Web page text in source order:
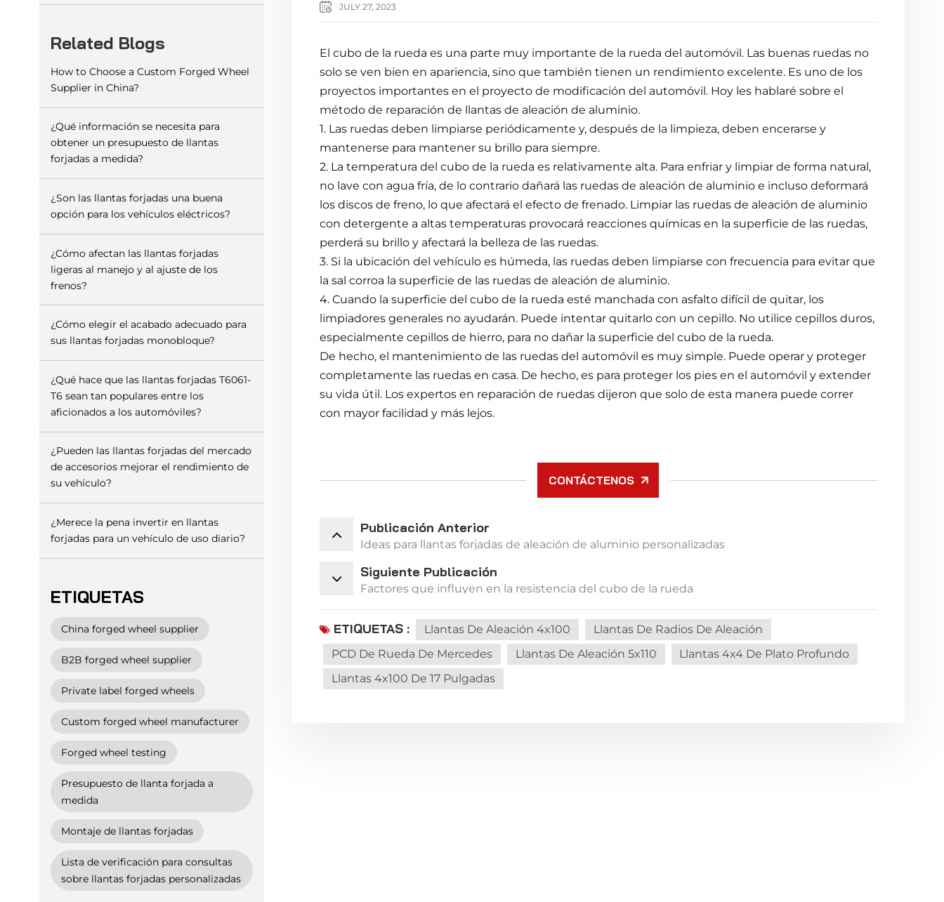
JULY 27, 2023
El cubo de la rueda es una parte muy importante de la rueda del automóvil. Las buenas ruedas no
solo se ven bien en apariencia, sino que también tienen un rendimiento excelente. Es uno de los
proyectos importantes en el proyecto de modificación del automóvil. Hoy les hablaré sobre el
método de reparación de llantas de aleación de aluminio.
1. Las ruedas deben limpiarse periódicamente y, después de la limpieza, deben encerarse y
mantenerse para mantener su brillo para siempre.
2. La temperatura del cubo de la rueda es relativamente alta. Para enfriar y limpiar de forma natural,
no lave con agua fría, de lo contrario dañará las ruedas de aleación de aluminio e incluso deformará
los discos de freno, lo que afectará el efecto de frenado. Limpiar las ruedas de aleación de aluminio
con detergente a altas temperaturas provocará reacciones químicas en la superficie de las ruedas,
perderá su brillo y afectará la belleza de las ruedas.
3. Si la ubicación del vehículo es húmeda, las ruedas deben limpiarse con frecuencia para evitar que
la sal corroa la superficie de las ruedas de aleación de aluminio.
4. Cuando la superficie del cubo de la rueda esté manchada con asfalto difícil de quitar, los
limpiadores generales no ayudarán. Puede intentar quitarlo con un cepillo. No utilice cepillos duros,
especialmente cepillos de hierro, para no dañar la superficie del cubo de la rueda.
De hecho, el mantenimiento de las ruedas del automóvil es muy simple. Puede operar y proteger
completamente las ruedas en casa. De hecho, es para proteger los pies en el automóvil y extender
su vida útil. Los expertos en reparación de ruedas dijeron que solo de esta manera puede correr
con mayor facilidad y más lejos.
CONTÁCTENOS
Publicación Anterior
Ideas para llantas forjadas de aleación de aluminio personalizadas
Siguiente Publicación
Factores que influyen en la resistencia del cubo de la rueda
ETIQUETAS : Llantas De Aleación 4x100
Llantas De Radios De Aleación
PCD De Rueda De Mercedes
Llantas De Aleación 5x110
Llantas 4x4 De Plato Profundo
Llantas 4x100 De 17 Pulgadas
Related Blogs
How to Choose a Custom Forged Wheel
Supplier in China?
¿Qué información se necesita para
obtener un presupuesto de llantas
forjadas a medida?
¿Son las llantas forjadas una buena
opción para los vehículos eléctricos?
¿Cómo afectan las llantas forjadas
ligeras al manejo y al ajuste de los
frenos?
¿Cómo elegir el acabado adecuado para
sus llantas forjadas monobloque?
¿Qué hace que las llantas forjadas T6061-
T6 sean tan populares entre los
aficionados a los automóviles?
¿Pueden las llantas forjadas del mercado
de accesorios mejorar el rendimiento de
su vehículo?
¿Merece la pena invertir en llantas
forjadas para un vehículo de uso diario?
ETIQUETAS
China forged wheel supplier
B2B forged wheel supplier
Private label forged wheels
Custom forged wheel manufacturer
Forged wheel testing
Presupuesto de llanta forjada a
medida
Montaje de llantas forjadas
Lista de verificación para consultas
sobre llantas forjadas personalizadas